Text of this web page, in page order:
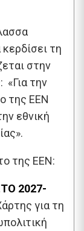
τη
στην
«Για την
της ΕΕΝ
εθνική
της ΕΕΝ:
2027-
για τη